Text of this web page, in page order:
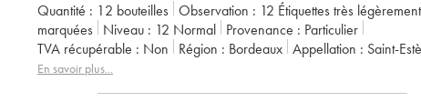
Quantité : 12 bouteilles Observation : 12 Étiquettes très légèrement
marquées
Niveau : 12 Normal Provenance : particulier
TVA récupérable :
non Région : Bordeaux Appellation :
Saint-
Propriétaire :
En savoir plus...